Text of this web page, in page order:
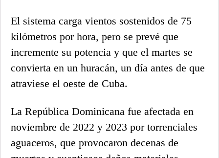
El sistema carga vientos sostenidos de 75
kilómetros por hora, pero se prevé que
incremente su potencia y que el martes se
convierta en un huracán, un día antes de que
atraviese el oeste de Cuba.
La República Dominicana fue afectada en
noviembre de 2022 y 2023 por torrenciales
aguaceros, que provocaron decenas de